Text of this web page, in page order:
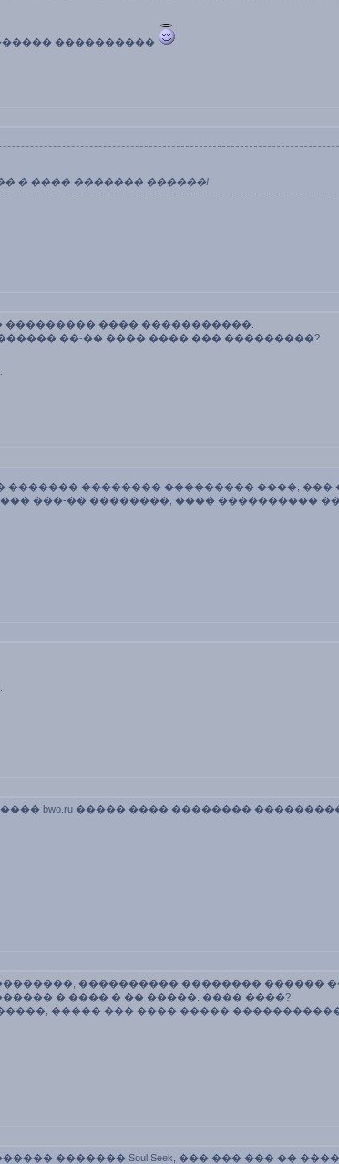
����������
��, ��� � ���� ������� ������!
��������� ���� �����������.
��-�� ���� ���� ��� ���������?
������� �������� ��������� ����,
���-�� ��������, ���� ����������
bwo.ru ����� ���� ��������
���������� �������� ������
� ���� � �� �����. ���� ����?
����� ��� ���� �����
������� Soul Seek, ��� ��� ��� ��